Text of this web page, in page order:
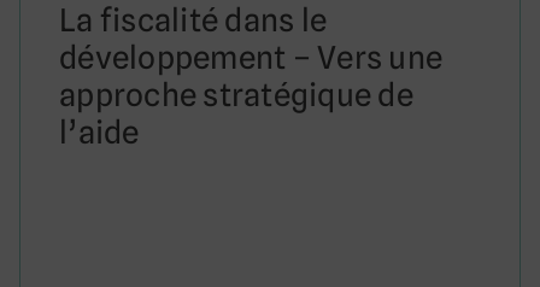
La fiscalité dans le
développement – Vers une
approche stratégique de
l’aide